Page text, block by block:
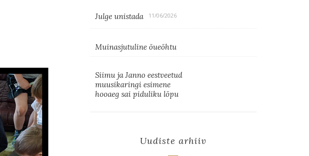
Julge unistada 11/06/2026
Muinasjutuline õueõhtu
Siimu ja Janno eestveetud
muusikaringi esimene
hooaeg sai piduliku lõpu
Uudiste arhiiv